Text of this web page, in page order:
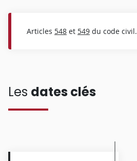
Articles 548 et 549 du code civil.
Les dates clés